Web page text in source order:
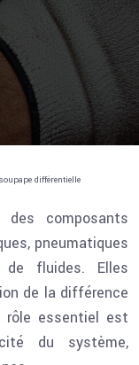
différentielle
composants
pneumatiques
fluides. Elles
de la différence
rôle essentiel est
du système,